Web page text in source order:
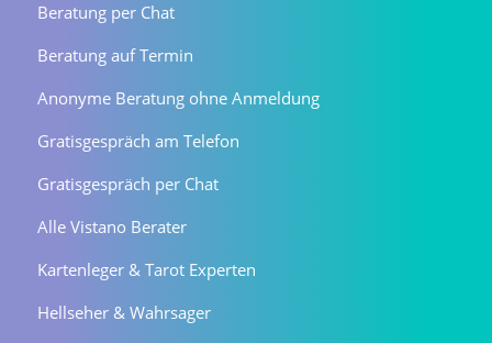
Beratung per Chat
Beratung auf Termin
Anonyme Beratung ohne Anmeldung
Gratisgespräch am Telefon
Gratisgespräch per Chat
Alle Vistano Berater
Kartenleger & Tarot Experten
Hellseher & Wahrsager